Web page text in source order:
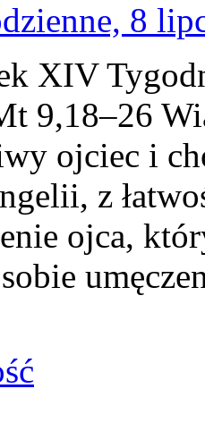
8
XIV
9,18–26
ojciec i
z
ojca,